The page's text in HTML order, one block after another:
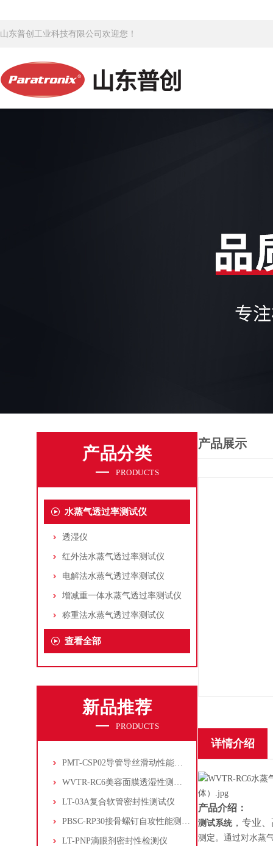
山东普创工业科技有限公司欢迎您！
产品分类
PRODUCTS
水蒸气透过率测试仪
透湿仪
红外法水蒸气透过率测试仪
电解法水蒸气透过率测试仪
增减重一体水蒸气透过率测试仪
称重法水蒸气透过率测试仪
查看全部
新品推荐
PRODUCTS
PMT-CSP02导管导丝滑动性能测试仪
WVTR-RC6美容面膜透湿性测试仪
LT-03A复合软管密封性测试仪
PBSC-RP30接骨螺钉自攻性能测试‌仪
LT-PNP滴眼剂密封性检测仪
产品展示
详情介绍
产品介绍：
测试系统，专业
测定。通过对水蒸